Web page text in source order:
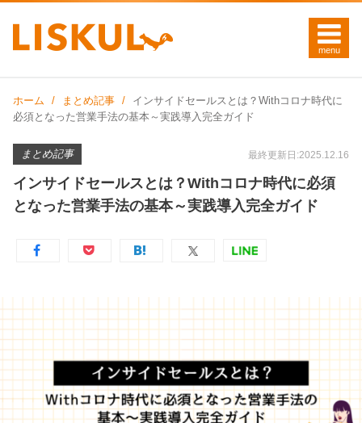
ホーム まとめ記事
インサイドセールスとは？Withコロナ時代に
必須となった営業手法の基本～実践導入完全ガイド
まとめ記事 最終更新日:2025.12.16
インサイドセールスとは？Withコロナ時代に必須
となった営業手法の基本～実践導入完全ガイド